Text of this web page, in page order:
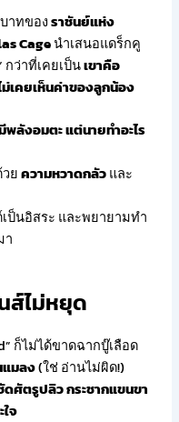
าทของราชันย์แห่ง
Cageนำเสนอแดร็กคู
กว่าที่เคยเป็นเขาคือ
ม่เคยเห็นค่าของลูกน้อง
พลังอมตะ แต่นายทำอะไร
วยความหวาดกลัวและ
ป็นอิสระ และพยายามทำ
า
ส์ไม่หยุด
ก็ไม่ได้ขาดฉากบู๊เลือด
มลง(ใช่ อ่านไม่ผิด!)
ดศัตรูปลิว กระชากแขนขา
จ